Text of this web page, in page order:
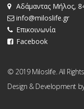
Αδάμαντας Μήλος,
info@miloslife.gr
Επικοινωνία
Facebook
© 2019 Miloslife. All
Design & Development